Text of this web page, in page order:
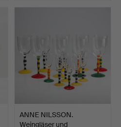
ANNE NILSSON.
Weingläser und